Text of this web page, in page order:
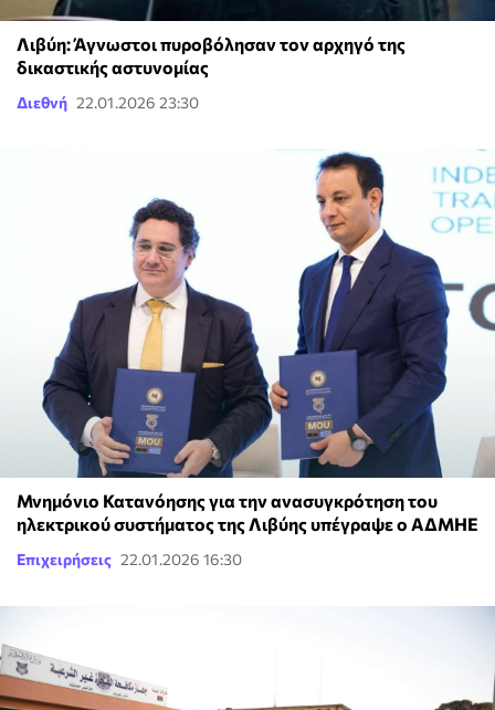
Λιβύη: Άγνωστοι πυροβόλησαν τον αρχηγό της
δικαστικής αστυνομίας
Διεθνή 22.01.2026 23:30
Μνημόνιο Κατανόησης για την ανασυγκρότηση του
ηλεκτρικού συστήματος της Λιβύης υπέγραψε ο ΑΔΜΗΕ
Επιχειρήσεις 22.01.2026 16:30